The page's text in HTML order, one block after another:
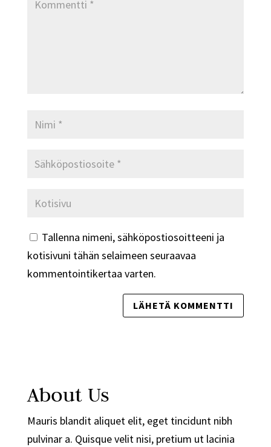
Tallenna nimeni, sähköpostiosoitteeni ja
kotisivuni tähän selaimeen seuraavaa
kommentointikertaa varten.
About Us
Mauris blandit aliquet elit, eget tincidunt nibh
pulvinar a. Quisque velit nisi, pretium ut lacinia